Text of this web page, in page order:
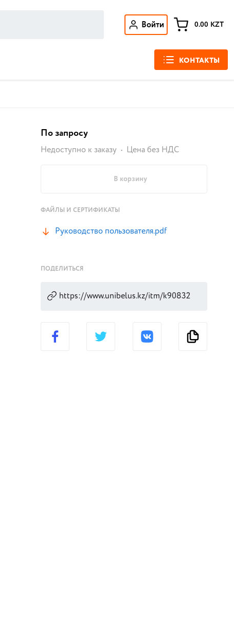
Войти 0.00 KZT
КОНТАКТЫ
По запросу
Недоступно к заказу Цена без НДС
В корзину
ФАЙЛЫ И СЕРТИФИКАТЫ
Руководство пользователя.pdf
ПОДЕЛИТЬСЯ